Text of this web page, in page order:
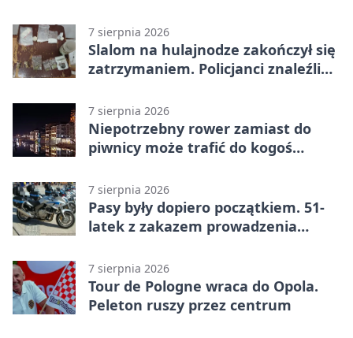
7 sierpnia 2026
Slalom na hulajnodze zakończył się
zatrzymaniem. Policjanci znaleźli
7 sierpnia 2026
Niepotrzebny rower zamiast do
piwnicy może trafić do kogoś
7 sierpnia 2026
Pasy były dopiero początkiem. 51-
latek z zakazem prowadzenia
7 sierpnia 2026
Tour de Pologne wraca do Opola.
Peleton ruszy przez centrum